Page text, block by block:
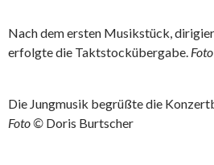
Nach dem ersten Musikstück,
erfolgte die Taktstockübergabe.
Die Jungmusik begrüßte die
Foto © Doris Burtscher